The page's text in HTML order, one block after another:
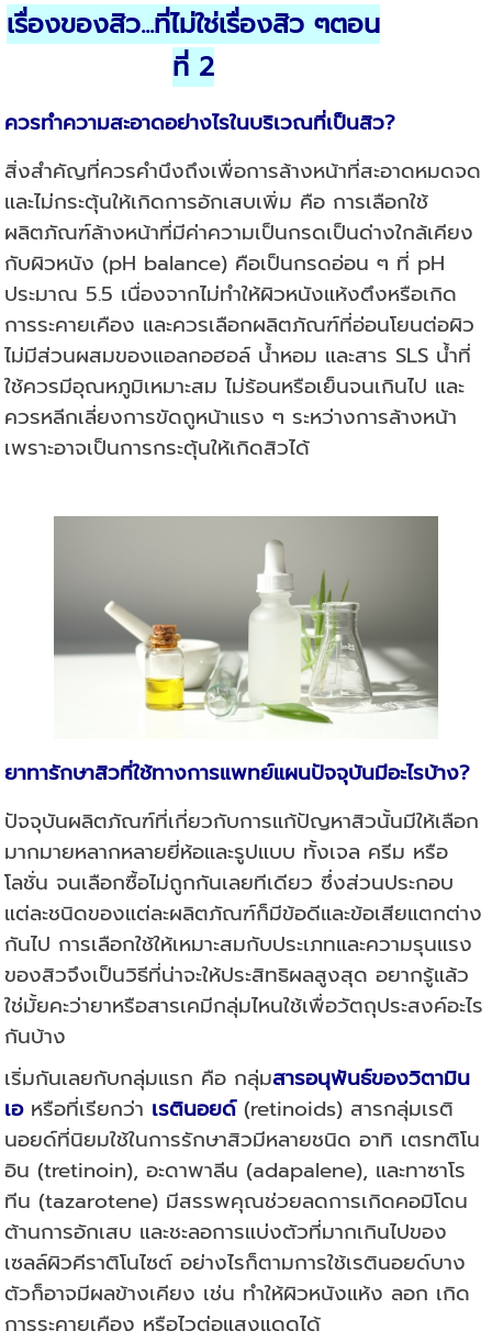
เรื่องของสิว...ที่ไม่ใช่เรื่องสิว ๆตอน
ที่ 2
ควรทำความสะอาดอย่างไรในบริเวณที่เป็นสิว?
สิ่งสำคัญที่ควรคำนึงถึงเพื่อการล้างหน้าที่สะอาดหมดจด
และไม่กระตุ้นให้เกิดการอักเสบเพิ่ม คือ การเลือกใช้
ผลิตภัณฑ์ล้างหน้าที่มีค่าความเป็นกรดเป็นด่างใกล้เคียง
กับผิวหนัง (pH balance) คือเป็นกรดอ่อน ๆ ที่ pH
ประมาณ 5.5 เนื่องจากไม่ทำให้ผิวหนังแห้งตึงหรือเกิด
การระคายเคือง และควรเลือกผลิตภัณฑ์ที่อ่อนโยนต่อผิว
ไม่มีส่วนผสมของแอลกอฮอล์ น้ำหอม และสาร SLS น้ำที่
ใช้ควรมีอุณหภูมิเหมาะสม ไม่ร้อนหรือเย็นจนเกินไป และ
ควรหลีกเลี่ยงการขัดถูหน้าแรง ๆ ระหว่างการล้างหน้า
เพราะอาจเป็นการกระตุ้นให้เกิดสิวได้
ยาทารักษาสิวที่ใช้ทางการแพทย์แผนปัจจุบันมีอะไรบ้าง?
ปัจจุบันผลิตภัณฑ์ที่เกี่ยวกับการแก้ปัญหาสิวนั้นมีให้เลือก
มากมายหลากหลายยี่ห้อและรูปแบบ ทั้งเจล ครีม หรือ
โลชั่น จนเลือกซื้อไม่ถูกกันเลยทีเดียว ซึ่งส่วนประกอบ
แต่ละชนิดของแต่ละผลิตภัณฑ์ก็มีข้อดีและข้อเสียแตกต่าง
กันไป การเลือกใช้ให้เหมาะสมกับประเภทและความรุนแรง
ของสิวจึงเป็นวิธีที่น่าจะให้ประสิทธิผลสูงสุด อยากรู้แล้ว
ใช่มั้ยคะว่ายาหรือสารเคมีกลุ่มไหนใช้เพื่อวัตถุประสงค์อะไร
กันบ้าง
เริ่มกันเลยกับกลุ่มแรก คือ กลุ่มสารอนุพันธ์ของวิตามิน
เอหรือที่เรียกว่า เรตินอยด์(retinoids) สารกลุ่มเรติ
นอยด์ที่นิยมใช้ในการรักษาสิวมีหลายชนิด อาทิ เตรทติโน
อิน (tretinoin), อะดาพาลีน (adapalene), และทาซาโร
ทีน (tazarotene) มีสรรพคุณช่วยลดการเกิดคอมิโดน
ต้านการอักเสบ และชะลอการแบ่งตัวที่มากเกินไปของ
เซลล์ผิวคีราติโนไซต์ อย่างไรก็ตามการใช้เรตินอยด์บาง
ตัวก็อาจมีผลข้างเคียง เช่น ทำให้ผิวหนังแห้ง ลอก เกิด
การระคายเคือง หรือไวต่อแสงแดดได้